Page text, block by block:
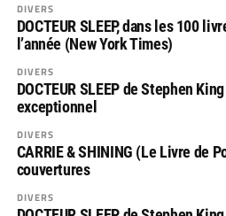
DIVERS
DOCTEUR SLEEP, dans les 100
l’année (New York Times)
DIVERS
DOCTEUR SLEEP de Stephen
exceptionnel
DIVERS
CARRIE & SHINING (Le Livre de
couvertures
DIVERS